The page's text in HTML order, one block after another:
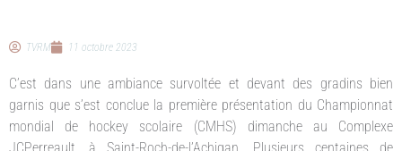
TVRM 11 octobre 2023
C’est dans une ambiance survoltée et devant des gradins bien
garnis que s’est conclue la première présentation du Championnat
mondial de hockey scolaire (CMHS) dimanche au Complexe